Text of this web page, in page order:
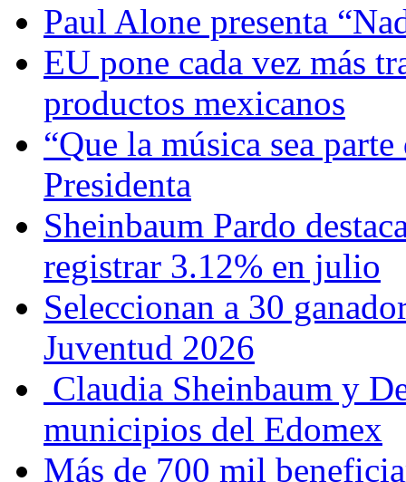
Paul Alone presenta
EU pone cada vez más
productos mexicanos
“Que la música sea
Presidenta
Sheinbaum Pardo
registrar 3.12% en julio
Seleccionan a 30
Juventud 2026
Claudia Sheinbaum y
municipios del Edomex
Más de 700 mil